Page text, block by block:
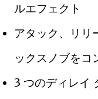
ルエフェクト
アタック、リリ
ックスノブをコ
3 つのディレイ